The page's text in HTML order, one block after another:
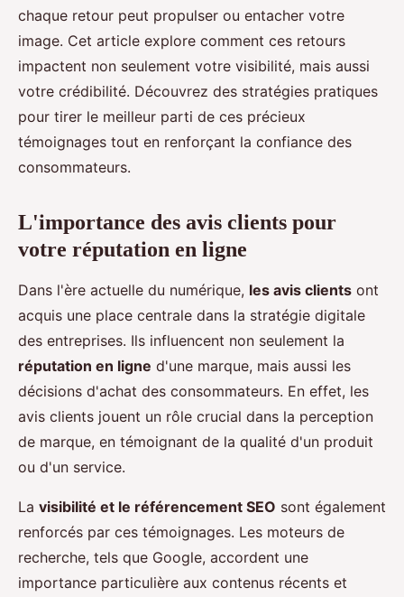
chaque retour peut propulser ou entacher votre
image. Cet article explore comment ces retours
impactent non seulement votre visibilité, mais aussi
votre crédibilité. Découvrez des stratégies pratiques
pour tirer le meilleur parti de ces précieux
témoignages tout en renforçant la confiance des
consommateurs.
L'importance des avis clients pour
votre réputation en ligne
Dans l'ère actuelle du numérique, les avis clients ont
acquis une place centrale dans la stratégie digitale
des entreprises. Ils influencent non seulement la
réputation en ligne d'une marque, mais aussi les
décisions d'achat des consommateurs. En effet, les
avis clients jouent un rôle crucial dans la perception
de marque, en témoignant de la qualité d'un produit
ou d'un service.
La visibilité et le référencement SEO sont également
renforcés par ces témoignages. Les moteurs de
recherche, tels que Google, accordent une
importance particulière aux contenus récents et